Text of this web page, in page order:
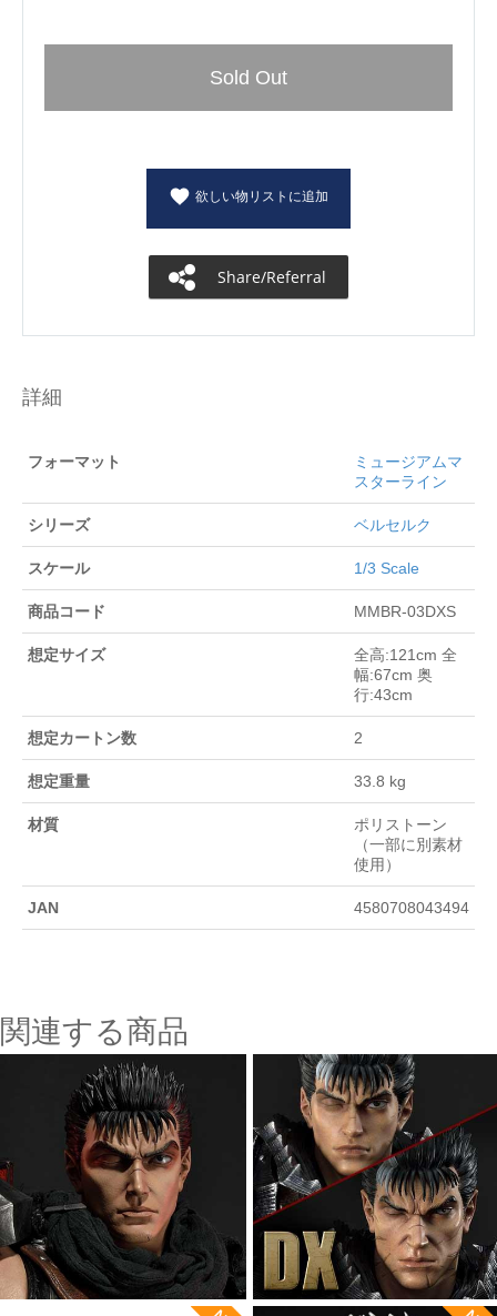
Sold Out
欲しい物リストに追加
Share/Referral
詳細
フォーマット
ミュージアムマ
スターライン
シリーズ ベルセルク
スケール 1/3 Scale
商品コード MMBR-03DXS
想定サイズ
全高:121cm 全
幅:67cm 奥
行:43cm
想定カートン数 2
想定重量 33.8 kg
材質
ポリストーン
（一部に別素材
使用）
JAN 4580708043494
関連する商品